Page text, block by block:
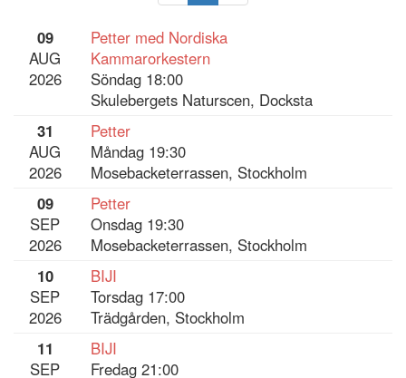
09
AUG
2026
Petter med Nordiska
Kammarorkestern
Söndag 18:00
Skulebergets Naturscen, Docksta
31
AUG
2026
Petter
Måndag 19:30
Mosebacketerrassen, Stockholm
09
SEP
2026
Petter
Onsdag 19:30
Mosebacketerrassen, Stockholm
10
SEP
2026
BIJI
Torsdag 17:00
Trädgården, Stockholm
11
SEP
BIJI
Fredag 21:00